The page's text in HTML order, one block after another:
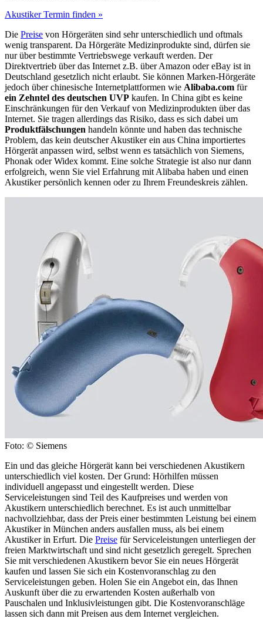
Akustiker Termin finden »
Die Preise von Hörgeräten sind sehr unterschiedlich und oftmals
wenig transparent. Da Hörgeräte Medizinprodukte sind, dürfen sie
nur über bestimmte Vertriebswege verkauft werden. Der
Direktvertrieb über das Internet z.B. über Amazon oder eBay ist in
Deutschland gesetzlich nicht erlaubt. Sie können Marken-Hörgeräte
jedoch über chinesische Internetplattformen wie Alibaba.com für
ein Zehntel des deutschen UVP kaufen. In China gibt es keine
Einschränkungen für den Verkauf von Medizinprodukten über das
Internet. Sie tragen allerdings das Risiko, dass es sich dabei um
Produktfälschungen handeln könnte und haben das technische
Problem, das kein deutscher Akustiker ein aus China importiertes
Hörgerät anpassen wird, selbst wenn es tatsächlich von Siemens,
Phonak oder Widex kommt. Eine solche Strategie ist also nur dann
erfolgreich, wenn Sie viel Erfahrung mit Alibaba haben und einen
Akustiker persönlich kennen oder zu Ihrem Freundeskreis zählen.
Foto: © Siemens
Ein und das gleiche Hörgerät kann bei verschiedenen Akustikern
unterschiedlich viel kosten. Der Grund: Hörhilfen müssen
individuell angepasst und eingestellt werden. Diese
Serviceleistungen sind Teil des Kaufpreises und werden von
Akustikern unterschiedlich berechnet. Es ist auch unmittelbar
nachvollziehbar, dass der Preis einer bestimmten Leistung bei einem
Akustiker in München anders ausfallen muss, als bei einem
Akustiker in Erfurt. Die Preise für Serviceleistungen unterliegen der
freien Marktwirtschaft und sind nicht gesetzlich geregelt. Sprechen
Sie mit verschiedenen Akustikern bevor Sie ein neues Hörgerät
kaufen und lassen Sie sich ein Kostenvoranschlag zu den
Serviceleistungen geben. Holen Sie ein Angebot ein, das Ihnen
Auskunft über die zu erwartenden Kosten außerhalb von
Pauschalen und Inklusivleistungen gibt. Die Kostenvoranschläge
lassen sich dann mit Preisen aus dem Internet vergleichen.